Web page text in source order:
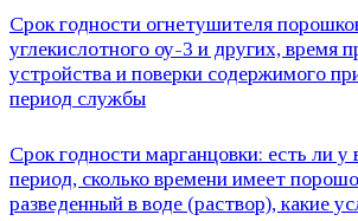
Срок годности огнетушителя
углекислотного оу-3 и других, время
устройства и поверки содержимого
период службы
Срок годности марганцовки: есть ли у
период, сколько времени имеет
разведенный в воде (раствор), какие